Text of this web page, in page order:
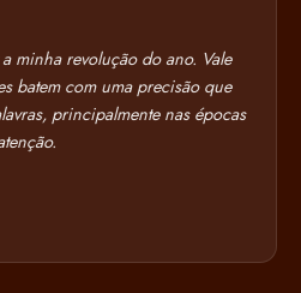
minha revolução do ano. Vale
batem com uma precisão que
principalmente nas épocas